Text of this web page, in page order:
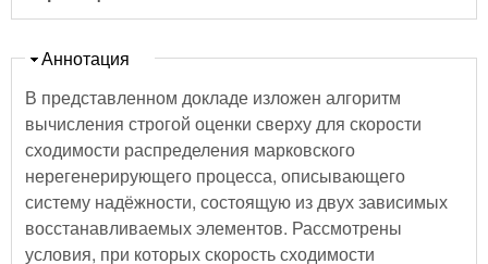
Скрыть
Аннотация
В представленном докладе изложен алгоритм
вычисления строгой оценки сверху для скорости
сходимости распределения марковского
нерегенерирующего процесса, описывающего
систему надёжности, состоящую из двух зависимых
восстанавливаемых элементов. Рассмотрены
условия, при которых скорость сходимости